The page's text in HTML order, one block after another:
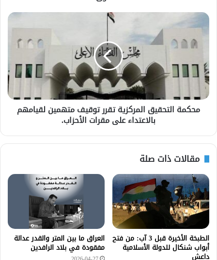
محكمة التحقيق المركزية تقرر توقيف متهمين لقيامهم
بالاعتداء على مقرات الأحزاب.
مقالات ذات صلة
الطبخة الأخيرة قبل 3 آب: من فتح
أبواب شنكال للدولة الأسلامية
داعش
العراق ما بين المتر والقدر عدالة
مفقودة في بلاد الرافدين